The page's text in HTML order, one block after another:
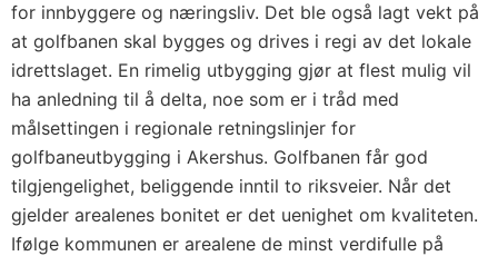
for innbyggere og næringsliv. Det ble også lagt vekt på
at golfbanen skal bygges og drives i regi av det lokale
idrettslaget. En rimelig utbygging gjør at flest mulig vil
ha anledning til å delta, noe som er i tråd med
målsettingen i regionale retningslinjer for
golfbaneutbygging i Akershus. Golfbanen får god
tilgjengelighet, beliggende inntil to riksveier. Når det
gjelder arealenes bonitet er det uenighet om kvaliteten.
Ifølge kommunen er arealene de minst verdifulle på